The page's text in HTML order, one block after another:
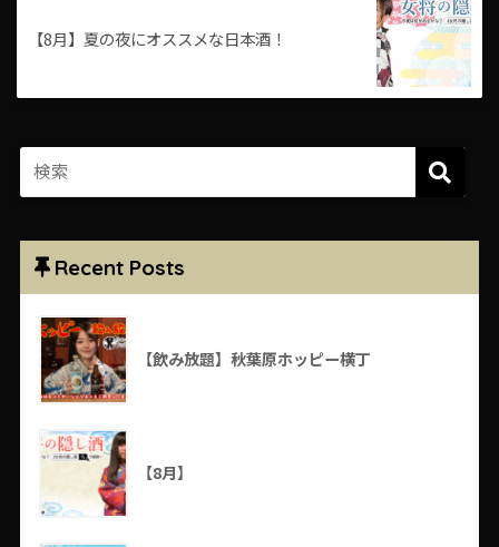
【8月】夏の夜にオススメな日本酒！
Recent Posts
【飲み放題】秋葉原ホッピー横丁
【8月】